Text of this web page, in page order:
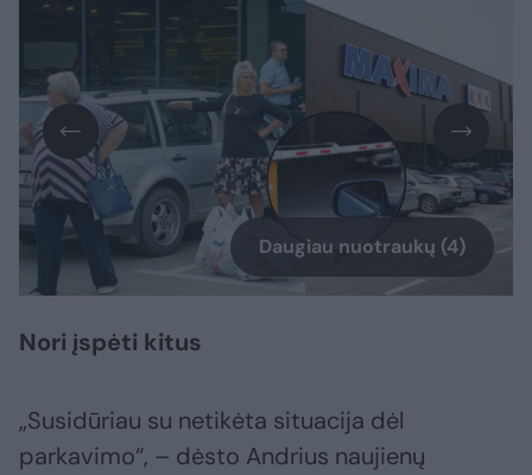
Daugiau nuotraukų (4)
Nori įspėti kitus
„Susidūriau su netikėta situacija dėl
parkavimo“, – dėsto Andrius naujienų